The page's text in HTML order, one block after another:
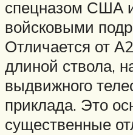
спецназом США
войсковыми
Отличается от
длиной ствола,
выдвижного
приклада. Это
существенные